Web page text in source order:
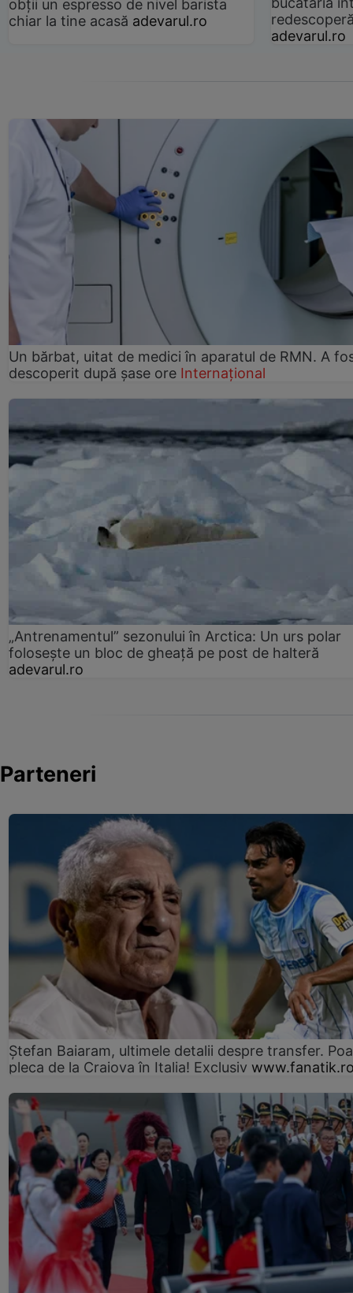
obții un espresso de nivel barista
chiar la tine acasă adevarul.ro
adevarul.ro
Un bărbat, uitat de medici în aparatul de RMN. A
descoperit după șase ore Internațional
„Antrenamentul” sezonului în Arctica: Un urs polar
folosește un bloc de gheață pe post de halteră
adevarul.ro
Parteneri
Ștefan Baiaram, ultimele detalii despre transfer.
pleca de la Craiova în Italia! Exclusiv